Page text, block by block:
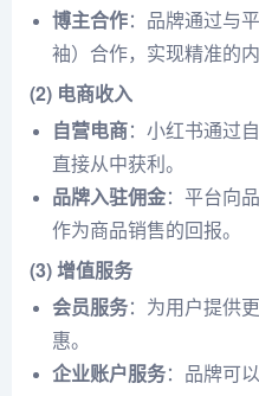
博主合作：品牌通过与
袖）合作，实现精准的内
(2) 电商收入
自营电商：小红书通过
直接从中获利。
品牌入驻佣金：平台向
作为商品销售的回报。
(3) 增值服务
会员服务：为用户提供
惠。
企业账户服务：品牌可